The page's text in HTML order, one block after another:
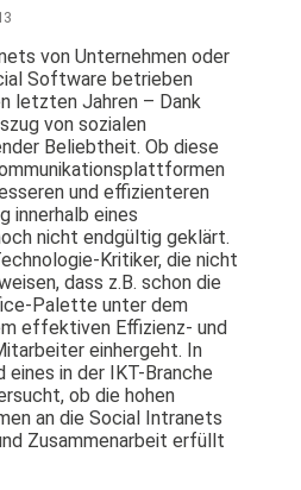
von Unternehmen oder
Software betrieben
letzten Jahren – Dank
von sozialen
Beliebtheit. Ob diese
und effizienteren
innerhalb eines
nicht endgültig geklärt.
Kritiker, die nicht
dass z.B. schon die
Palette unter dem
effektiven Effizienz- und
einhergeht. In
eines in der IKT-Branche
ob die hohen
an die Social Intranets
Zusammenarbeit erfüllt